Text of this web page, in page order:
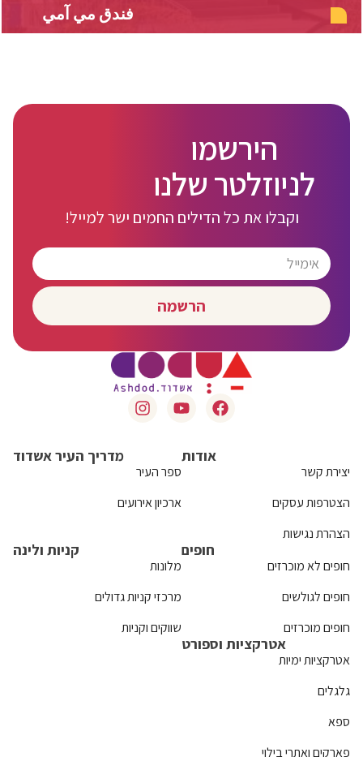
فندق مي آمي
הירשמו
לניוזלטר שלנו
וקבלו את כל הדילים החמים ישר למייל!
הרשמה
אודות
יצירת קשר
הצטרפות עסקים
הצהרת נגישות
מדריך העיר אשדוד
ספר העיר
ארכיון אירועים
חופים
חופים לא מוכרזים
חופים לגולשים
חופים מוכרזים
קניות ולינה
מלונות
מרכזי קניות גדולים
שווקים וקניות
אטרקציות וספורט
אטרקציות ימיות
גלגלים
ספא
פארקים ואתרי בילוי